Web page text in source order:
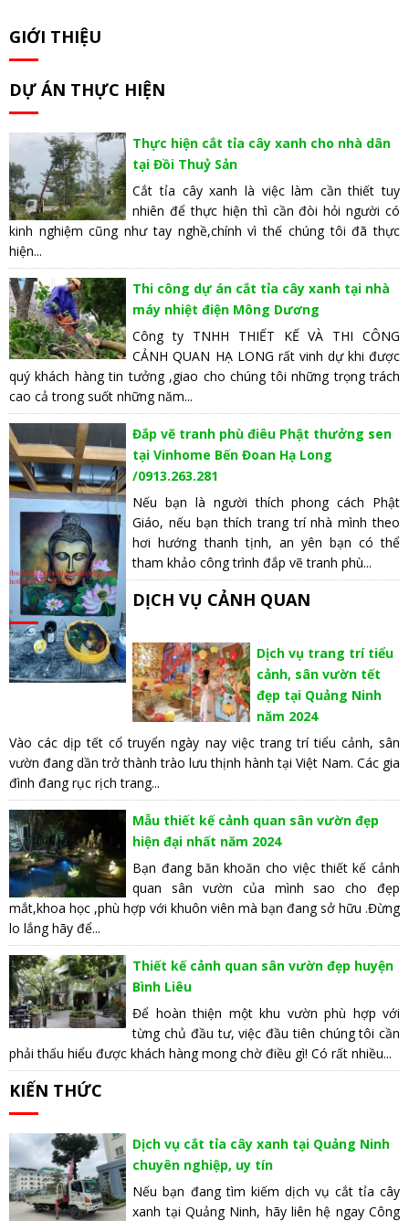
GIỚI THIỆU
DỰ ÁN THỰC HIỆN
Thực hiện cắt tỉa cây xanh cho nhà dân
tại Đồi Thuỷ Sản
Cắt tỉa cây xanh là việc làm cần thiết tuy
nhiên để thực hiện thì cần đòi hỏi người có
kinh nghiệm cũng như tay nghề,chính vì thế chúng tôi đã thực
hiện...
Thi công dự án cắt tỉa cây xanh tại nhà
máy nhiệt điện Mông Dương
Công ty TNHH THIẾT KẾ VÀ THI CÔNG
CẢNH QUAN HẠ LONG rất vinh dự khi được
quý khách hàng tin tưởng ,giao cho chúng tôi những trọng trách
cao cả trong suốt những năm...
Đắp vẽ tranh phù điêu Phật thưởng sen
tại Vinhome Bến Đoan Hạ Long
/0913.263.281
Nếu bạn là người thích phong cách Phật
Giáo, nếu bạn thích trang trí nhà mình theo
hơi hướng thanh tịnh, an yên bạn có thể
tham khảo công trình đắp vẽ tranh phù...
DỊCH VỤ CẢNH QUAN
Dịch vụ trang trí tiểu
cảnh, sân vườn tết
đẹp tại Quảng Ninh
năm 2024
Vào các dịp tết cổ truyển ngày nay việc trang trí tiểu cảnh, sân
vườn đang dần trở thành trào lưu thịnh hành tại Việt Nam. Các gia
đình đang rục rịch trang...
Mẫu thiết kế cảnh quan sân vườn đẹp
hiện đại nhất năm 2024
Bạn đang băn khoăn cho việc thiết kế cảnh
quan sân vườn của mình sao cho đẹp
mắt,khoa học ,phù hợp với khuôn viên mà bạn đang sở hữu .Đừng
lo lắng hãy để...
Thiết kế cảnh quan sân vườn đẹp huyện
Bình Liêu
Để hoàn thiện một khu vườn phù hợp với
từng chủ đầu tư, việc đầu tiên chúng tôi cần
phải thấu hiểu được khách hàng mong chờ điều gì! Có rất nhiều...
KIẾN THỨC
Dịch vụ cắt tỉa cây xanh tại Quảng Ninh
chuyên nghiệp, uy tín
Nếu bạn đang tìm kiếm dịch vụ cắt tỉa cây
xanh tại Quảng Ninh, hãy liên hệ ngay Công